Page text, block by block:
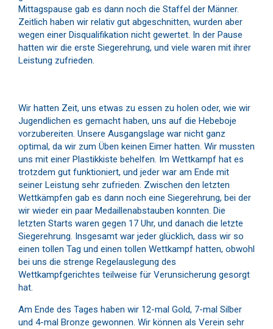
Mittagspause gab es dann noch die Staffel der Männer.
Zeitlich haben wir relativ gut abgeschnitten, wurden aber
wegen einer Disqualifikation nicht gewertet. In der Pause
hatten wir die erste Siegerehrung, und viele waren mit ihrer
Leistung zufrieden.
Wir hatten Zeit, uns etwas zu essen zu holen oder, wie wir
Jugendlichen es gemacht haben, uns auf die Hebeboje
vorzubereiten. Unsere Ausgangslage war nicht ganz
optimal, da wir zum Üben keinen Eimer hatten. Wir mussten
uns mit einer Plastikkiste behelfen. Im Wettkampf hat es
trotzdem gut funktioniert, und jeder war am Ende mit
seiner Leistung sehr zufrieden. Zwischen den letzten
Wettkämpfen gab es dann noch eine Siegerehrung, bei der
wir wieder ein paar Medaillenabstauben konnten. Die
letzten Starts waren gegen 17 Uhr, und danach die letzte
Siegerehrung. Insgesamt war jeder glücklich, dass wir so
einen tollen Tag und einen tollen Wettkampf hatten, obwohl
bei uns die strenge Regelauslegung des
Wettkampfgerichtes teilweise für Verunsicherung gesorgt
hat.
Am Ende des Tages haben wir 12-mal Gold, 7-mal Silber
und 4-mal Bronze gewonnen. Wir können als Verein sehr